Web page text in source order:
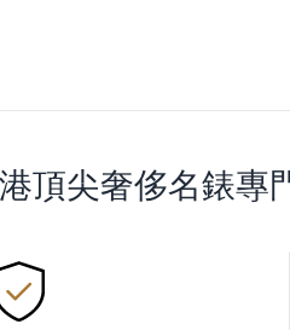
頂尖奢侈名錶專